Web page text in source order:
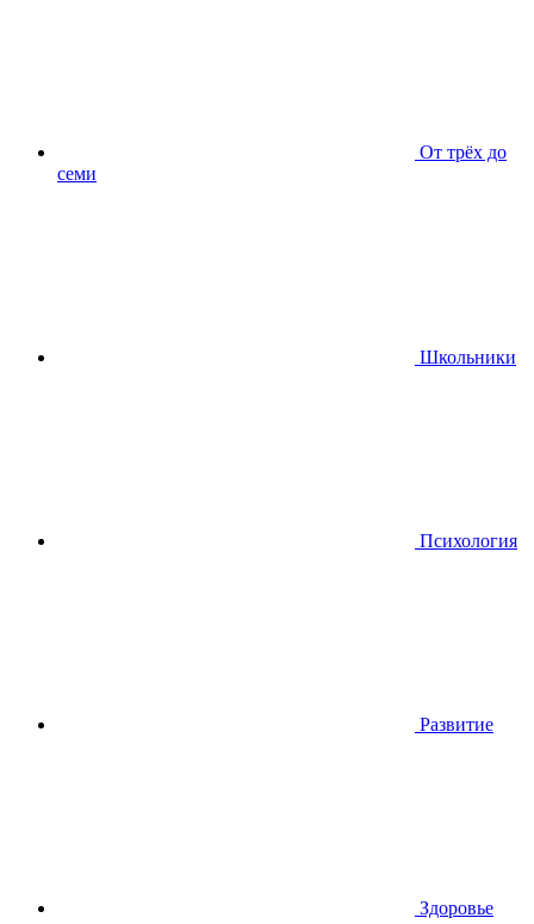
От трёх до
семи
Школьники
Психология
Развитие
Здоровье